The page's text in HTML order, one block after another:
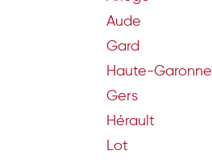
Aude
Gard
Haute-Garonne
Gers
Hérault
Lot